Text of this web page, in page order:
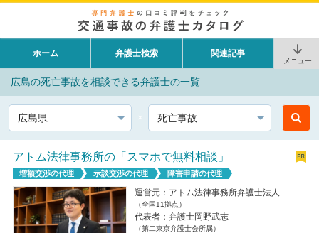
ホーム 弁護士検索 関連記事
メニュー
広島の死亡事故を相談できる弁護士の一覧
都道府県 相談内容
アトム法律事務所の「スマホで無料相談」
増額交渉の代理 示談交渉の代理 障害申請の代理
運営元：アトム法律事務所弁護士法人
（全国11拠点）
代表者：弁護士岡野武志
（第二東京弁護士会所属）